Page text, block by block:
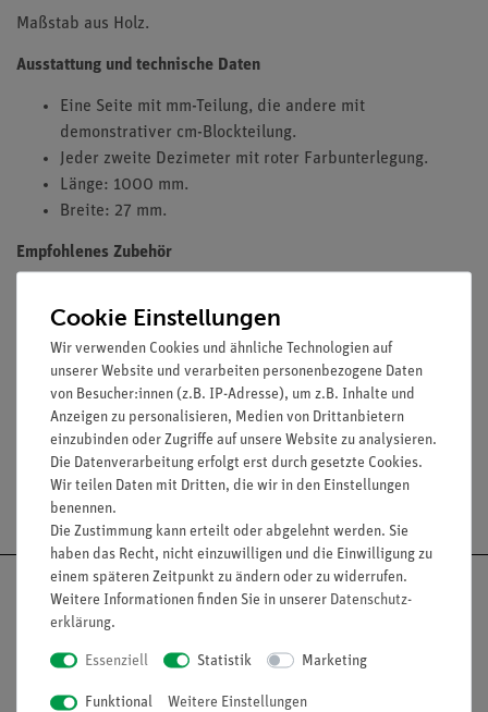
Maßstab aus Holz.
Ausstattung und technische Daten
Eine Seite mit mm-Teilung, die andere mit
demonstrativer cm-Blockteilung.
Jeder zweite Dezimeter mit roter Farbunterlegung.
Länge: 1000 mm.
Breite: 27 mm.
Empfohlenes Zubehör
aus rotem Kunststoff (02201-00).
Zubehör
Versandkostenfrei ab 300,- €
Nach oben
Cookie Einstellungen
Wir verwenden Cookies und ähnliche Technologien auf
unserer Website und verarbeiten personenbezogene Daten
von Besucher:innen (z.B. IP-Adresse), um z.B. Inhalte und
Anzeigen zu personalisieren, Medien von Drittanbietern
einzubinden oder Zugriffe auf unsere Website zu analysieren.
Die Datenverarbeitung erfolgt erst durch gesetzte Cookies.
Wir teilen Daten mit Dritten, die wir in den Einstellungen
benennen.
Die Zustimmung kann erteilt oder abgelehnt werden. Sie
haben das Recht, nicht einzuwilligen und die Einwilligung zu
einem späteren Zeitpunkt zu ändern oder zu widerrufen.
Weitere Informationen finden Sie in unserer Daten­schutz­
erklärung.
Essenziell Statistik Marketing
Funktional Weitere Einstellungen